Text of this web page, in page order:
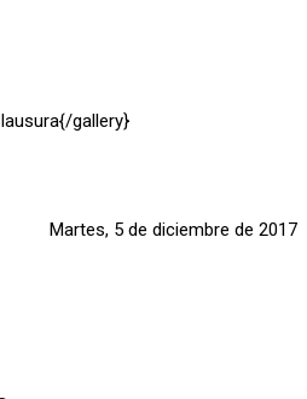
gallery}
Martes, 5 de diciembre de 2017